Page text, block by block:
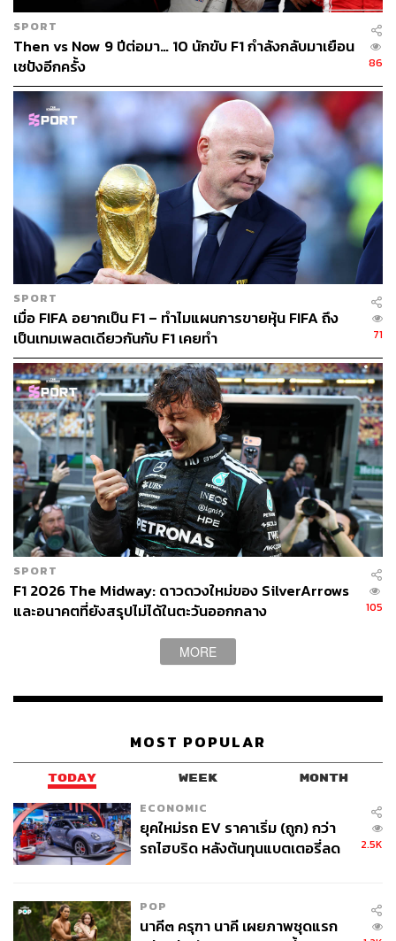
SPORT
Then vs Now 9 ปีต่อมา… 10 นักขับ F1 กำลังกลับมาเยือน
เซปังอีกครั้ง
86
SPORT
เมื่อ FIFA อยากเป็น F1 – ทำไมแผนการขายหุ้น FIFA ถึง
เป็นเทมเพลตเดียวกันกับ F1 เคยทำ
71
SPORT
F1 2026 The Midway: ดาวดวงใหม่ของ SilverArrows
และอนาคตที่ยังสรุปไม่ได้ในตะวันออกกลาง
105
MORE
MOST POPULAR
TODAY WEEK MONTH
ECONOMIC
ยุคใหม่รถ EV ราคาเริ่ม (ถูก) กว่า
รถไฮบริด หลังต้นทุนแบตเตอรี่ลด
2.5K
POP
นาคี๓ ครุฑา นาคี เผยภาพชุดแรก